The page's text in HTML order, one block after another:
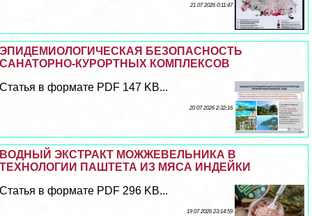
21 07 2026 0:11:47
ЭПИДЕМИОЛОГИЧЕСКАЯ БЕЗОПАСНОСТЬ
САНАТОРНО-КУРОРТНЫХ КОМПЛЕКСОВ
Статья в формате PDF 147 KB...
20 07 2026 2:32:16
ВОДНЫЙ ЭКСТРАКТ МОЖЖЕВЕЛЬНИКА В
ТЕХНОЛОГИИ ПАШТЕТА ИЗ МЯСА ИНДЕЙКИ
Статья в формате PDF 296 KB...
19 07 2026 23:14:59